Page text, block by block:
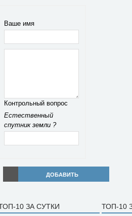
Ваше имя
Контрольный вопрос
Естественный
спутник земли ?
ДОБАВИТЬ
10 ЗА СУТКИ
ТОП-10